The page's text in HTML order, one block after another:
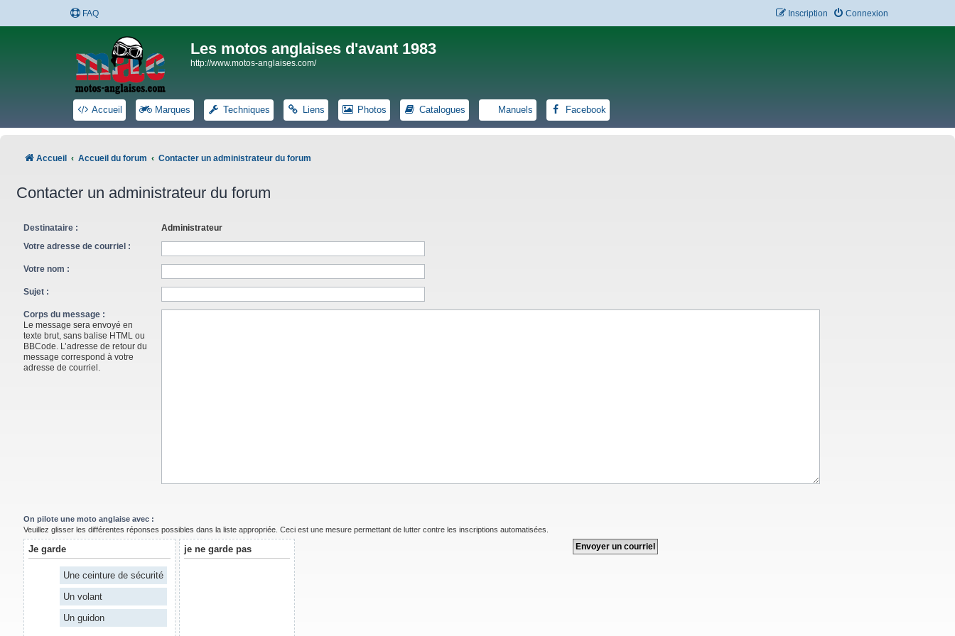
FAQ Connexion
Inscription
Les motos anglaises d'avant 1983
http://www.motos-anglaises.com/
Accueil Marques Techniques Liens Photos Catalogues Manuels Facebook
Accueil Accueil du forum Contacter un administrateur du forum
Contacter un administrateur du forum
Destinataire :
Administrateur
Votre adresse de courriel :
Votre nom :
Sujet :
Corps du message :
Le message sera envoyé en
texte brut, sans balise HTML ou
BBCode. L’adresse de retour du
message correspond à votre
adresse de courriel.
On pilote une moto anglaise avec :
Veuillez glisser les différentes réponses possibles dans la liste appropriée. Ceci est une mesure permettant de lutter contre les inscriptions automatisées.
Je garde
Une ceinture de sécurité
Un volant
Un guidon
je ne garde pas